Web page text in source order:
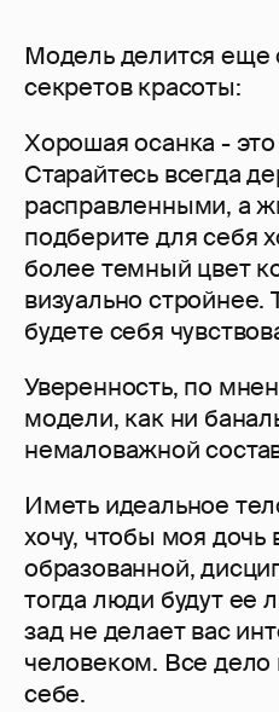
Модель делится еще
секретов красоты:
Хорошая осанка -
Старайтесь всегда
расправленными, а
подберите для себя
более темный цвет
визуально стройнее.
будете себя
Уверенность, по
модели, как ни
немаловажной
Иметь идеальное
хочу, чтобы моя
образованной,
тогда люди будут ее
зад не делает вас
человеком. Все дело
себе.